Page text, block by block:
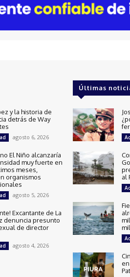
y la historia de
detrás de Way
agosto 6, 2026
El Niño alcanzaría
muy fuerte en
meses,
organismos
agosto 5, 2026
Excantante de La
denuncia presunto
de director
agosto 4, 2026
Últimas
al